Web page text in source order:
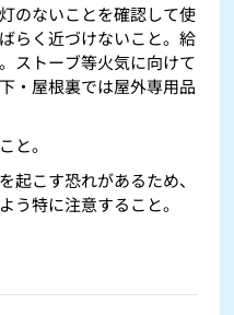
のないことを確認して使
らく近づけないこと。給
ストーブ等火気に向けて
・屋根裏では屋外専用品
と。
起こす恐れがあるため、
う特に注意すること。